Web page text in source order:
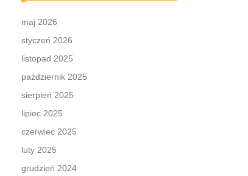
maj 2026
styczeń 2026
listopad 2025
październik 2025
sierpień 2025
lipiec 2025
czerwiec 2025
luty 2025
grudzień 2024